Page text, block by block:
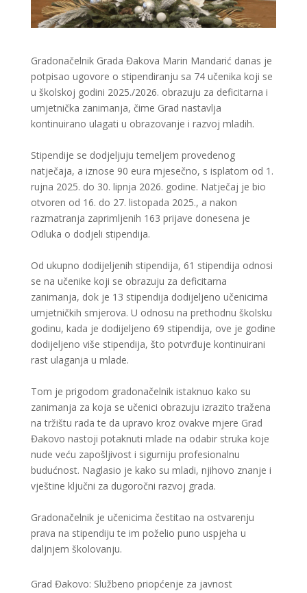
Gradonačelnik Grada Đakova Marin Mandarić danas je
potpisao ugovore o stipendiranju sa 74 učenika koji se
u školskoj godini 2025./2026. obrazuju za deficitarna i
umjetnička zanimanja, čime Grad nastavlja
kontinuirano ulagati u obrazovanje i razvoj mladih.
Stipendije se dodjeljuju temeljem provedenog
natječaja, a iznose 90 eura mjesečno, s isplatom od 1.
rujna 2025. do 30. lipnja 2026. godine. Natječaj je bio
otvoren od 16. do 27. listopada 2025., a nakon
razmatranja zaprimljenih 163 prijave donesena je
Odluka o dodjeli stipendija.
Od ukupno dodijeljenih stipendija, 61 stipendija odnosi
se na učenike koji se obrazuju za deficitarna
zanimanja, dok je 13 stipendija dodijeljeno učenicima
umjetničkih smjerova. U odnosu na prethodnu školsku
godinu, kada je dodijeljeno 69 stipendija, ove je godine
dodijeljeno više stipendija, što potvrđuje kontinuirani
rast ulaganja u mlade.
Tom je prigodom gradonačelnik istaknuo kako su
zanimanja za koja se učenici obrazuju izrazito tražena
na tržištu rada te da upravo kroz ovakve mjere Grad
Đakovo nastoji potaknuti mlade na odabir struka koje
nude veću zapošljivost i sigurniju profesionalnu
budućnost. Naglasio je kako su mladi, njihovo znanje i
vještine ključni za dugoročni razvoj grada.
Gradonačelnik je učenicima čestitao na ostvarenju
prava na stipendiju te im poželio puno uspjeha u
daljnjem školovanju.
Grad Đakovo: Službeno priopćenje za javnost